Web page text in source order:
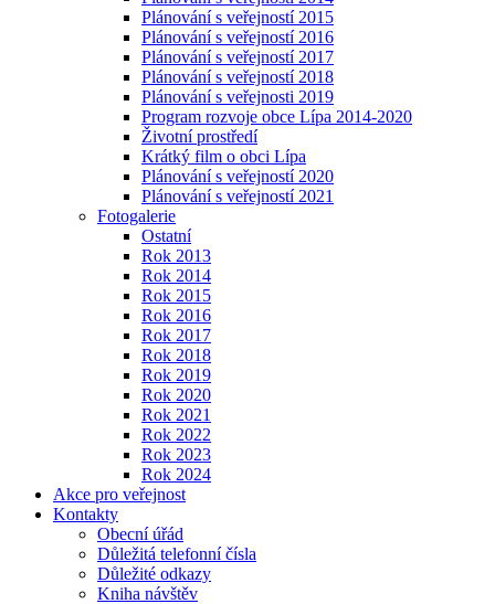
Plánování s veřejností 2015
Plánování s veřejností 2016
Plánování s veřejností 2017
Plánování s veřejností 2018
Plánování s veřejnosti 2019
Program rozvoje obce Lípa 2014-2020
Životní prostředí
Krátký film o obci Lípa
Plánování s veřejností 2020
Plánování s veřejností 2021
Fotogalerie
Ostatní
Rok 2013
Rok 2014
Rok 2015
Rok 2016
Rok 2017
Rok 2018
Rok 2019
Rok 2020
Rok 2021
Rok 2022
Rok 2023
Rok 2024
Akce pro veřejnost
Kontakty
Obecní úřád
Důležitá telefonní čísla
Důležité odkazy
Kniha návštěv